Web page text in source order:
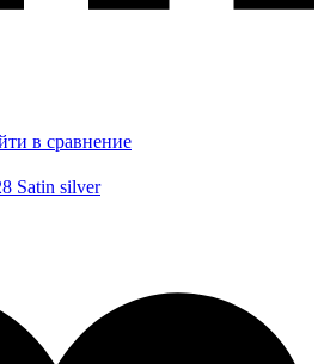
в сравнение
Satin silver